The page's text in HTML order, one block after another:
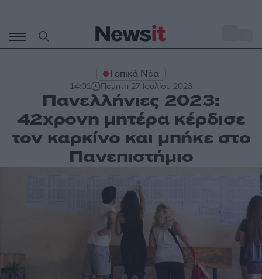
περιεχόμενο
Τοπικά Νέα
14:01 Πέμπτη 27 Ιουλίου 2023
Πανελλήνιες 2023:
42χρονη μητέρα κέρδισε
τον καρκίνο και μπήκε στο
Πανεπιστήμιο